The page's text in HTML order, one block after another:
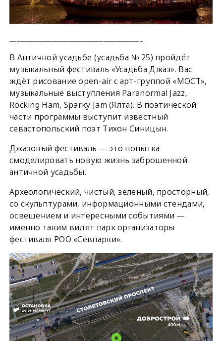
В Античной усадьбе (усадьба № 25) пройдёт
музыкальный фестиваль «Усадьба Джаз». Вас
ждёт рисование open-air c арт-группой «МОСТ»,
музыкальные выступления Paranormal Jazz,
Rocking Ham, Sparky Jam (Ялта). В поэтической
части программы выступит известный
севастопольский поэт Тихон Синицын.
Джазовый фестиваль — это попытка
смоделировать новую жизнь заброшенной
античной усадьбы.
Археологический, чистый, зеленый, просторный,
со скульптурами, информационными стендами,
освещением и интересными событиями —
именно таким видят парк организаторы
фестиваля РОО «Севпарки».